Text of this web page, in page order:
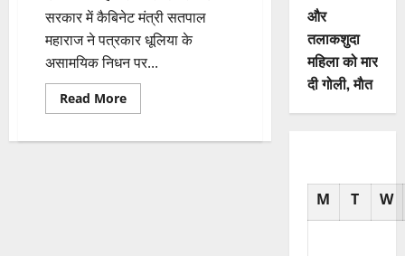
सरकार में कैबिनेट मंत्री सतपाल
महाराज ने पत्रकार धूलिया के
असामयिक निधन पर...
Read MoreRead
more
सरकार
और
तलाकशुदा
महिला को मार
दी गोली, माैत
M T W